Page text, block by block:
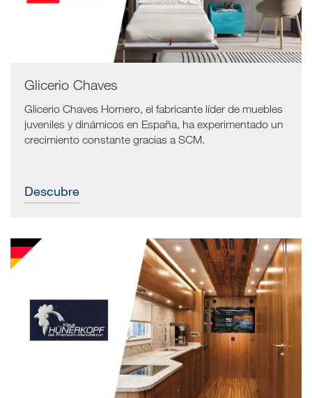
Glicerio Chaves
Glicerio Chaves Hornero, el fabricante líder de muebles
juveniles y dinámicos en España, ha experimentado un
crecimiento constante gracias a SCM.
Descubre